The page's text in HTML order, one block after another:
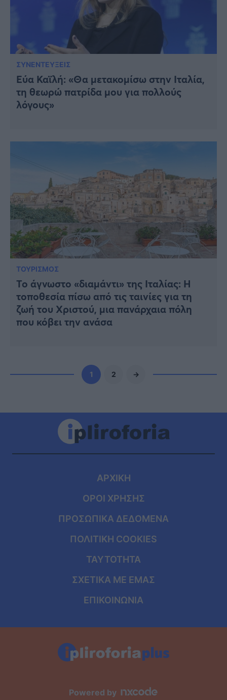
ΣΥΝΕΝΤΕΥΞΕΙΣ
Εύα Καϊλή: «Θα μετακομίσω στην Ιταλία,
τη θεωρώ πατρίδα μου για πολλούς
λόγους»
ΤΟΥΡΙΣΜΟΣ
Το άγνωστο «διαμάντι» της Ιταλίας: Η
τοποθεσία πίσω από τις ταινίες για τη
ζωή του Χριστού, μια πανάρχαια πόλη
που κόβει την ανάσα
1 2 →
ΑΡΧΙΚΗ
ΟΡΟΙ ΧΡΗΣΗΣ
ΠΡΟΣΩΠΙΚΑ ΔΕΔΟΜΕΝΑ
ΠΟΛΙΤΙΚΗ COOKIES
ΤΑΥΤΟΤΗΤΑ
ΣΧΕΤΙΚΑ ΜΕ ΕΜΑΣ
ΕΠΙΚΟΙΝΩΝΙΑ
Powered by